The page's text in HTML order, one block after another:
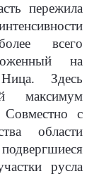
пережила
всего
на
Здесь
максимум
с
области
русла